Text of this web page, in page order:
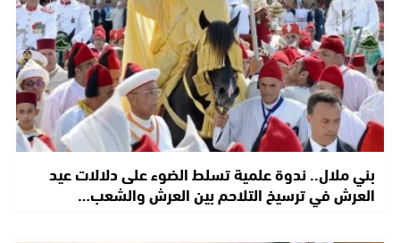
بني ملال.. ندوة علمية تسلط الضوء على دلالات عيد
العرش في ترسيخ التلاحم بين العرش والشعب…